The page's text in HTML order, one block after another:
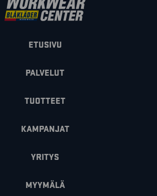
ETUSIVU
PALVELUT
TUOTTEET
KAMPANJAT
YRITYS
MYYMÄLÄ